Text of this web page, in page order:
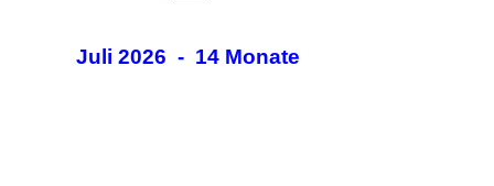
Juli 2026 - 14 Monate